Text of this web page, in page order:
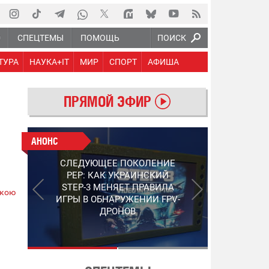
ПОИСК
СПЕЦТЕМЫ ПОМОЩЬ
НАУКА+IT МИР СПОРТ АФИША
ПРЯМОЙ ЭФИР
АНОНС
СЛЕДУЮЩЕЕ ПОКОЛЕНИЕ
PEP: КАК УКРАИНСКИЙ
STEP-3 МЕНЯЕТ ПРАВИЛА
ИГРЫ В ОБНАРУЖЕНИИ FPV-
ДРОНОВ
АНОНС
РАБОТАЮТ НА ПЕРЕДОВОЙ:
ПОДДЕРЖИТЕ ВОЕНКОРОВ
"5 КАНАЛА", КОТОРЫЕ
СНИМАЮТ НА САМЫХ
ГОРЯЧИХ НАПРАВЛЕНИЯХ
ФРОНТА